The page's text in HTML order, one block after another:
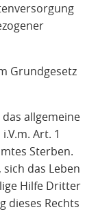
Grundgesetz
allgemeine
Art. 1
Sterben.
das Leben
Hilfe Dritter
dieses Rechts